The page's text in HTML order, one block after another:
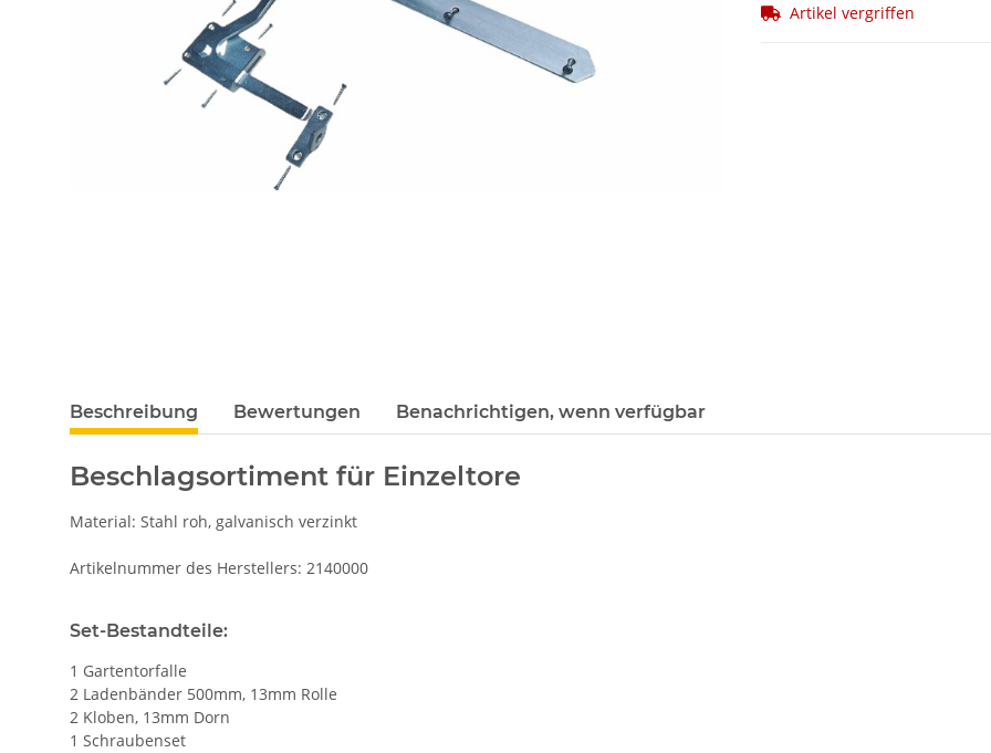
Artikel vergriffen
Beschreibung Bewertungen Benachrichtigen, wenn verfügbar
Beschlagsortiment für Einzeltore
Material: Stahl roh, galvanisch verzinkt
Artikelnummer des Herstellers: 2140000
Set-Bestandteile:
1 Gartentorfalle
2 Ladenbänder 500mm, 13mm Rolle
2 Kloben, 13mm Dorn
1 Schraubenset